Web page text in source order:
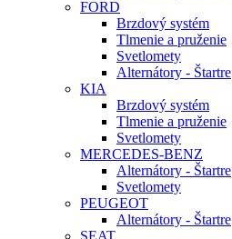
FORD
Brzdový systém
Tlmenie a pruženie
Svetlomety
Alternátory - Štartre
KIA
Brzdový systém
Tlmenie a pruženie
Svetlomety
MERCEDES-BENZ
Alternátory - Štartre
Svetlomety
PEUGEOT
Alternátory - Štartre
SEAT